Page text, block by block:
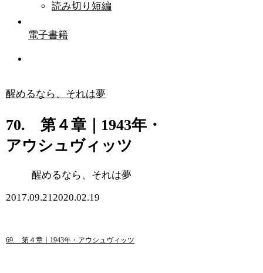
読み切り短編
電子書籍
醒めるなら、それは夢
70. 第４章｜1943年・
アウシュヴィッツ
醒めるなら、それは夢
2017.09.212020.02.19
69. 第４章｜1943年・アウシュヴィッツ